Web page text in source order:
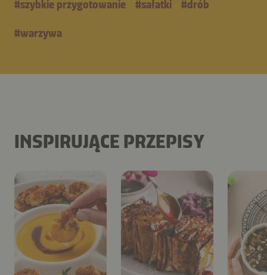
#szybkie przygotowanie #sałatki #drób
#warzywa
INSPIRUJĄCE PRZEPISY